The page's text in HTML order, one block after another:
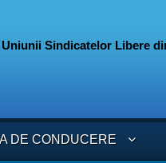
Sindicatelor Libere
DE CONDUCERE